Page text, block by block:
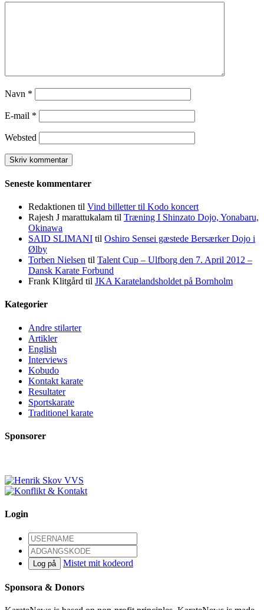
Navn *
E-mail *
Websted
Seneste kommentarer
Redaktionen til Vind billetter til Kodo koncert
Rajesh J marattukalam til Træning I Shinzato Dojo, Yonabaru,
Okinawa
SAID SLIMANI til Oshiro Sensei gæstede Bersærker Dojo i
Ølby
Torben Nielsen til Talent Cup – Ulfborg den 7. April 2012 –
Dansk Karate Forbund
Frank Klitgård til JKA Karatelandsholdet på Bornholm
Kategorier
Andre stilarter
Artikler
English
Interviews
Kobudo
Kontakt karate
Resultater
Sportskarate
Traditionel karate
Sponsorer
Login
Log på Mistet mit kodeord
Sponsora & Donors